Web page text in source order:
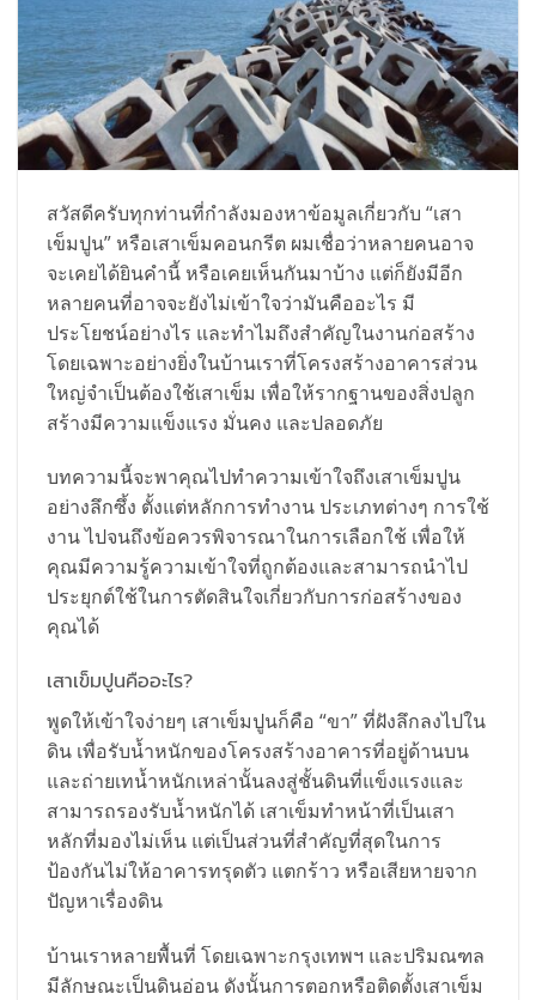
สวัสดีครับทุกท่านที่กำลังมองหาข้อมูลเกี่ยวกับ “เสา
เข็มปูน” หรือเสาเข็มคอนกรีต ผมเชื่อว่าหลายคนอาจ
จะเคยได้ยินคำนี้ หรือเคยเห็นกันมาบ้าง แต่ก็ยังมีอีก
หลายคนที่อาจจะยังไม่เข้าใจว่ามันคืออะไร มี
ประโยชน์อย่างไร และทำไมถึงสำคัญในงานก่อสร้าง
โดยเฉพาะอย่างยิ่งในบ้านเราที่โครงสร้างอาคารส่วน
ใหญ่จำเป็นต้องใช้เสาเข็ม เพื่อให้รากฐานของสิ่งปลูก
สร้างมีความแข็งแรง มั่นคง และปลอดภัย
บทความนี้จะพาคุณไปทำความเข้าใจถึงเสาเข็มปูน
อย่างลึกซึ้ง ตั้งแต่หลักการทำงาน ประเภทต่างๆ การใช้
งาน ไปจนถึงข้อควรพิจารณาในการเลือกใช้ เพื่อให้
คุณมีความรู้ความเข้าใจที่ถูกต้องและสามารถนำไป
ประยุกต์ใช้ในการตัดสินใจเกี่ยวกับการก่อสร้างของ
คุณได้
เสาเข็มปูนคืออะไร?
พูดให้เข้าใจง่ายๆ เสาเข็มปูนก็คือ “ขา” ที่ฝังลึกลงไปใน
ดิน เพื่อรับน้ำหนักของโครงสร้างอาคารที่อยู่ด้านบน
และถ่ายเทน้ำหนักเหล่านั้นลงสู่ชั้นดินที่แข็งแรงและ
สามารถรองรับน้ำหนักได้ เสาเข็มทำหน้าที่เป็นเสา
หลักที่มองไม่เห็น แต่เป็นส่วนที่สำคัญที่สุดในการ
ป้องกันไม่ให้อาคารทรุดตัว แตกร้าว หรือเสียหายจาก
ปัญหาเรื่องดิน
บ้านเราหลายพื้นที่ โดยเฉพาะกรุงเทพฯ และปริมณฑล
มีลักษณะเป็นดินอ่อน ดังนั้นการตอกหรือติดตั้งเสาเข็ม